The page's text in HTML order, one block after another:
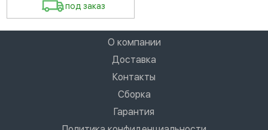
под заказ
О компании
Доставка
Контакты
Сборка
Гарантия